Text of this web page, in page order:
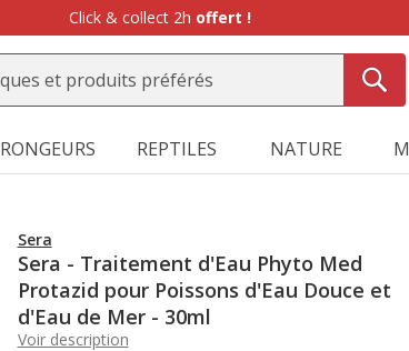
Click & collect 2h offert !
RONGEURS REPTILES NATURE
Sera
Sera - Traitement d'Eau Phyto Med
Protazid pour Poissons d'Eau Douce et
d'Eau de Mer - 30ml
Voir description